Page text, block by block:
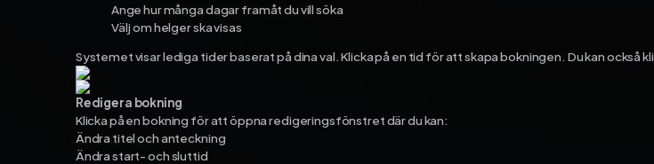
Ange hur många dagar framåt du vill söka
Välj om helger ska visas
Systemet visar lediga tider baserat på dina val. Klicka på en tid för att skapa bokningen. Du kan
Redigera bokning
Klicka på en bokning för att öppna redigeringsfönstret där du kan:
Ändra titel och anteckning
Ändra start- och sluttid